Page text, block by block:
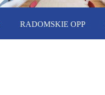
RADOMSKIE OPP